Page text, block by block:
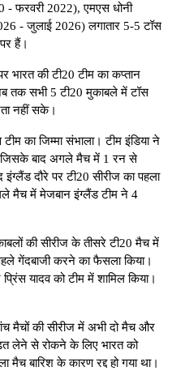
- फरवरी 2022), एमएस धोनी
- जुलाई 2026) लगातार 5-5 टॉस
हैं।
भारत की टी20 टीम का कप्तान
तक सभी 5 टी20 मुकाबले में टॉस
नहीं सके।
का जिम्मा संभाला। टीम इंडिया ने
जिसके बाद अगले मैच में 1 रन से
इंग्लैंड दौरे पर टी20 सीरीज का पहला
मैच में मेजबान इंग्लैंड टीम ने 4
की सीरीज के तीसरे टी20 मैच में
गेंदबाजी करने का फैसला किया।
यादव को टीम में शामिल किया।
मैचों की सीरीज में अभी दो मैच और
लेने से रोकने के लिए भारत को
मैच बारिश के कारण रद्द हो गया था।